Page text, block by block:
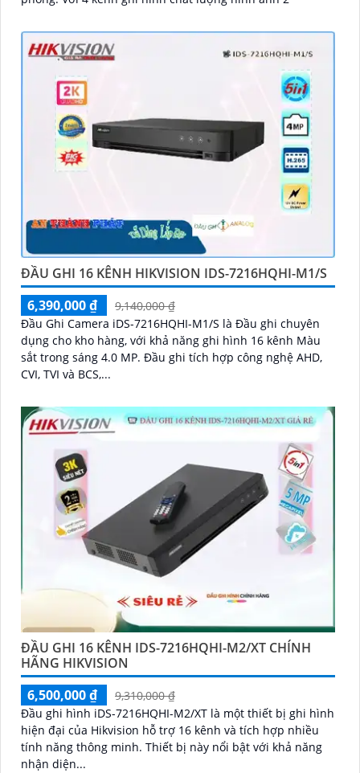
ĐẦU GHI 16 KÊNH HIKVISION IDS-7216HQHI-M1/S
6,390,000 ₫
9,140,000 ₫
Đầu Ghi Camera iDS-7216HQHI-M1/S là Đầu ghi chuyên
dụng cho kho hàng, với khả năng ghi hình 16 kênh Màu
sắt trong sáng 4.0 MP. Đầu ghi tích hợp công nghệ AHD,
CVI, TVI và BCS,...
ĐẦU GHI 16 KÊNH IDS-7216HQHI-M2/XT CHÍNH
HÃNG HIKVISION
6,500,000 ₫
9,310,000 ₫
Đầu ghi hình iDS-7216HQHI-M2/XT là một thiết bị ghi hình
hiện đại của Hikvision hỗ trợ 16 kênh và tích hợp nhiều
tính năng thông minh. Thiết bị này nổi bật với khả năng
nhận diện...